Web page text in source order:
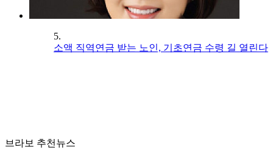
5.
소액 직역연금 받는 노인, 기초연금 수령 길 열린다
브라보 추천뉴스